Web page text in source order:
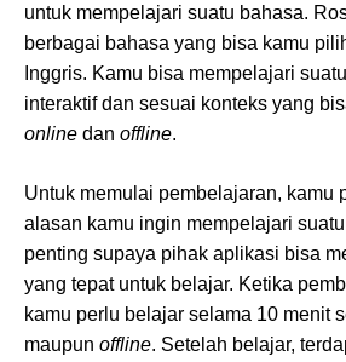
untuk mempelajari suatu bahasa.
berbagai bahasa yang bisa kamu
Inggris. Kamu bisa mempelajari
interaktif dan sesuai konteks yang
online dan offline.
Untuk memulai pembelajaran, kamu
alasan kamu ingin mempelajari
penting supaya pihak aplikasi bisa
yang tepat untuk belajar. Ketika
kamu perlu belajar selama 10 menit
maupun offline. Setelah belajar,